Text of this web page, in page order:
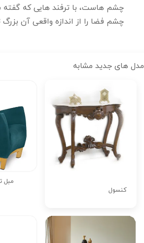
چشم هاست، با ترفند هایی که گفته
چشم فضا را از اندازه واقعی آن بزرگ
مدل های جدید مشابه
کنسول
مبل